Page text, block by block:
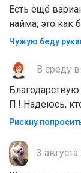
Есть ещё
найма, это как
Чужую беду
В среду
П.! Надеюсь,
Рискну
3